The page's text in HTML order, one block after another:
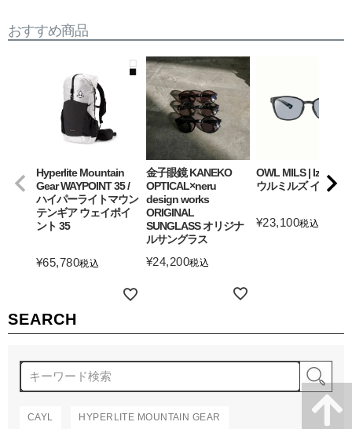
SEARCH
CAYL HYPERLITE MOUNTAIN GEAR
おすすめ商品
Hyperlite Mountain
Gear WAYPOINT 35 /
ハイパーライトマウン
テンギア ウェイポイ
ント 35
¥65,780税込
金子眼鏡 KANEKO
OPTICAL×neru
design works
ORIGINAL
SUNGLASS オリジナ
ルサングラス
¥24,200税込
OWL MILS | Izanagi
ウルミルズ イザナギ
¥23,100税込